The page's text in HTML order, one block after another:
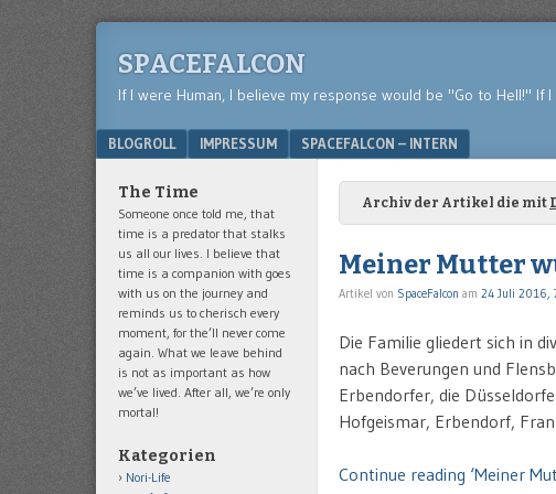
SPACEFALCON
If I were Human, I believe my response would be "Go to Hell!" If I
Menu
SKIP TO CONTENT
BLOGROLL IMPRESSUM SPACEFALCON – INTERN
Archiv der Artikel die mit
Meiner Mutter
Artikel von SpaceFalcon am 24 Juli 2016,
Die Familie gliedert sich in
nach Beverungen und
Erbendorfer, die
Hofgeismar, Erbendorf,
Continue reading ‘Meiner
The Time
Someone once told me, that
time is a predator that stalks
us all our lives. I believe that
time is a companion with goes
with us on the journey and
reminds us to cherisch every
moment, for the’ll never come
again. What we leave behind
is not as important as how
we’ve lived. After all, we’re only
mortal!
Kategorien
Nori-Life